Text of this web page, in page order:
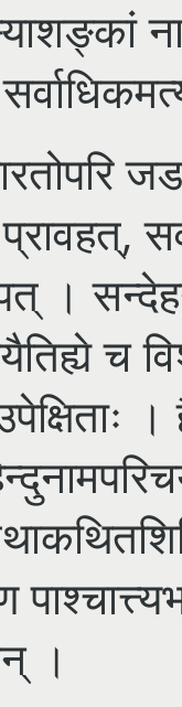
।
च
।